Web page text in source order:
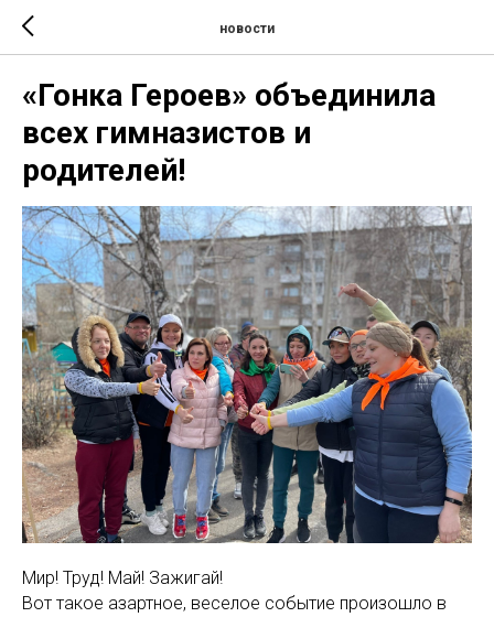
новости
«Гонка Героев» объединила
всех гимназистов и
родителей!
Мир! Труд! Май! Зажигай!
Вот такое азартное, веселое событие произошло в